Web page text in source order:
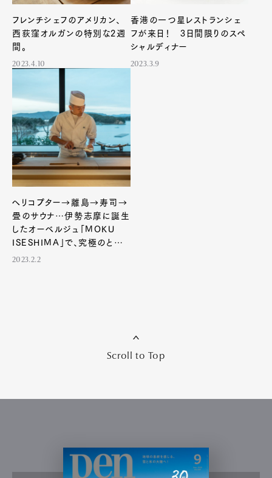
フレンチシェフのアメリカン、
西荻窪オルガンの特別な2週
間。
2023.4.10
香港の一つ星レストランシェ
フが来日！ 3日間限りのスペ
シャルディナー
2023.3.9
ヘリコプター→離島→寿司→
畳のサウナ…伊勢志摩に誕生
したオーベルジュ「MOKU
ISESHIMA」で、究極のととの
い体験を
2023.2.2
Scroll to Top